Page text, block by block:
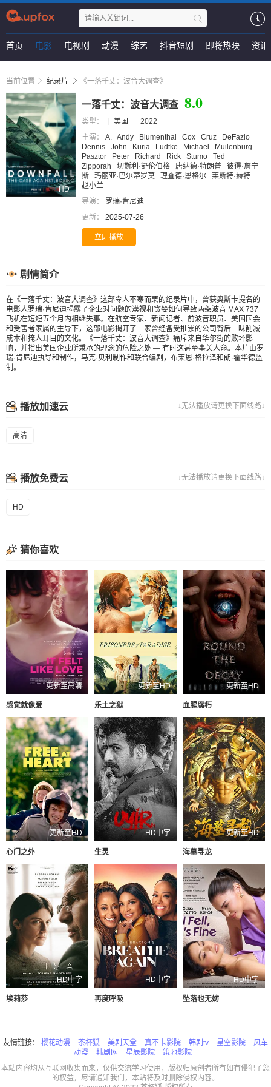
首页 电影 电视剧 动漫 综艺 抖音短剧 即将热映 资讯
当前位置 纪录片 《一落千丈：波音大调查》
HD
一落千丈：波音大调查 8.0
类型： 美国
2022
主演：
A. Andy Blumenthal Cox Cruz
DeFazio
Dennis
John Kuria Ludtke Michael
Muilenburg
Pasztor
Peter Richard Rick Stumo
Ted
Zipporah
切斯利·舒伦伯格 唐纳德·特朗普
彼得·詹宁
斯
玛丽亚·巴尔蒂罗莫 理查德·恩格尔
莱斯特·赫特
赵小兰
导演：
罗瑞·肯尼迪
更新：
2025-07-26
立即播放
剧情简介
在《一落千丈：波音大调查》这部令人不寒而栗的纪录片中，曾获奥斯卡提名的
电影人罗瑞·肯尼迪揭露了企业对问题的漠视和贪婪如何导致两架波音 MAX 737
飞机在短短五个月内相继失事。在航空专家、新闻记者、前波音职员、美国国会
和受害者家属的主导下，这部电影揭开了一家曾经备受推崇的公司背后一味削减
成本和掩人耳目的文化。《一落千丈：波音大调查》痛斥来自华尔街的败坏影
响，并指出美国企业所秉承的理念的危险之处 — 有时这甚至事关人命。本片由罗
瑞·肯尼迪执导和制作，马克·贝利制作和联合编剧，布莱恩·格拉泽和朗·霍华德监
制。
↓无法播放请更换下面线路↓
播放加速云
高清
↓无法播放请更换下面线路↓
播放免费云
HD
猜你喜欢
更新至高清
感觉就像爱
更新至HD
乐土之狱
更新至HD
血腥腐朽
更新至HD
心门之外
HD中字
生灵
更新至HD
海墓寻龙
HD中字
埃莉莎
HD中字
再度呼吸
HD中字
坠落也无妨
友情链接： 樱花动漫 茶杯狐 美剧天堂 真不卡影院 韩剧tv 星空影院
风车
动漫
韩剧网 星辰影院
策驰影院
本站内容均从互联网收集而来，仅供交流学习使用，版权归原创者所有如有侵犯了您
的权益，尽请通知我们，本站将及时删除侵权内容。